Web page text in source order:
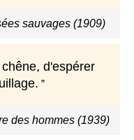
sauvages (1909)
d'espérer
des hommes (1939)